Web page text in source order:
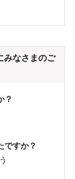
みなさまのご
？
ですか？